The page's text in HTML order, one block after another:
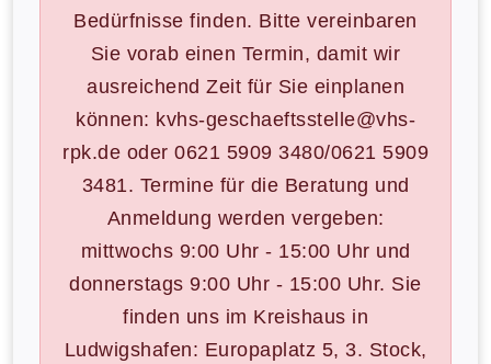
Bedürfnisse finden. Bitte vereinbaren
Sie vorab einen Termin, damit wir
ausreichend Zeit für Sie einplanen
können: kvhs-geschaeftsstelle@vhs-
rpk.de oder 0621 5909 3480/0621 5909
3481. Termine für die Beratung und
Anmeldung werden vergeben:
mittwochs 9:00 Uhr - 15:00 Uhr und
donnerstags 9:00 Uhr - 15:00 Uhr. Sie
finden uns im Kreishaus in
Ludwigshafen: Europaplatz 5, 3. Stock,